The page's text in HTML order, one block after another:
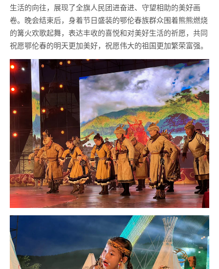
生活的向往，展现了全旗人民团进奋进、守望相助的美好画
卷。晚会结束后，身着节日盛装的鄂伦春族群众围着熊熊燃烧
的篝火欢歌起舞，表达丰收的喜悦和对美好生活的祈愿，共同
祝愿鄂伦春的明天更加美好，祝愿伟大的祖国更加繁荣富强。